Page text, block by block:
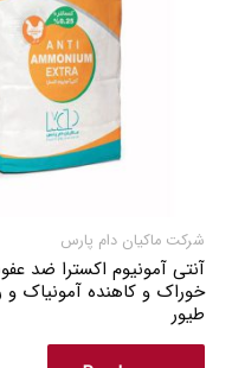
شرکت ماکیان دام پارس
آنتی آمونیوم اکسترا ضد
خوراک و کاهنده آمونیاک
طیور